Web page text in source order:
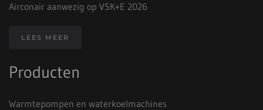
Airconair aanwezig op VSK+E 2026
LEES MEER
Producten
Warmtepompen en waterkoelmachines